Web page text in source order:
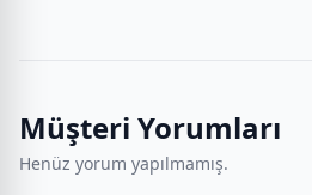
Müşteri Yorumları
Henüz yorum yapılmamış.